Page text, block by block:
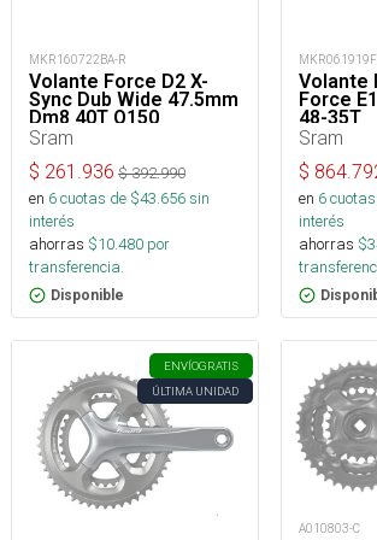
MKR160722BA-R
Volante Force D2 X-
Sync Dub Wide 47.5mm
Dm8 40T Q150
Sram
$ 261.936 $392.990
en 6cuotas de $43.656sin
interés
ahorras $10.480 por
transferencia.
Disponible
Volante
Force
48-35T
Sram
$
en 6
interés
ahorras $
ENVÍOGRATIS
ÚLTIMA UNIDAD
A010803-C